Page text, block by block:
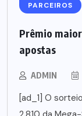
PARCEIROS
Prêmio
apostas
ADMIN
[ad_1] O